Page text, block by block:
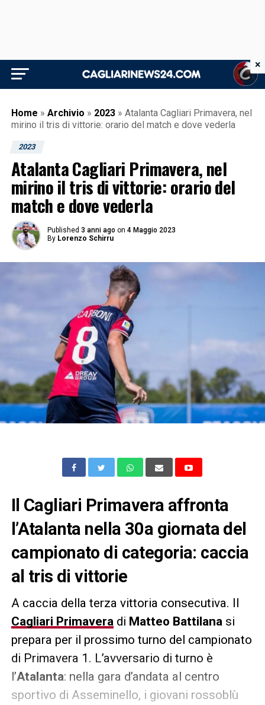
Home » Archivio » 2023 » Atalanta Cagliari Primavera, nel
mirino il tris di vittorie: orario del match e dove vederla
2023
Atalanta Cagliari Primavera, nel
mirino il tris di vittorie: orario del
match e dove vederla
Published 3 anni ago on 4 Maggio 2023
By Lorenzo Schirru
Il Cagliari Primavera affronta
l’Atalanta nella 30a giornata del
campionato di categoria: caccia
al tris di vittorie
A caccia della terza vittoria consecutiva. Il
Cagliari Primaveradi Matteo Battilana si
prepara per il prossimo turno del campionato
di Primavera 1. L’avversario di turno è
l’Atalanta: nella gara d’andata al centro
sportivo di Asseminello, i giovani rossoblù
×